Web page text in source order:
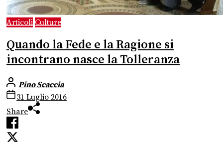
Articoli Culture
Quando la Fede e la Ragione si
incontrano nasce la Tolleranza
Pino Scaccia
31 Luglio 2016
Share